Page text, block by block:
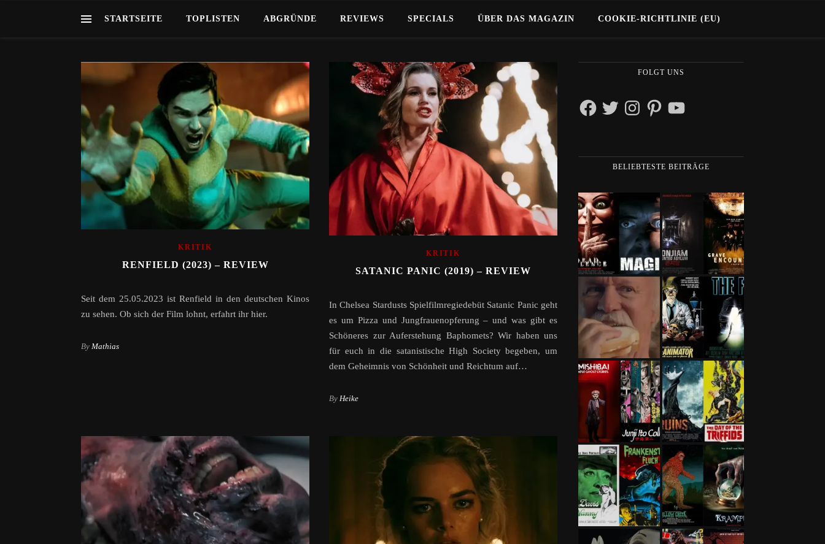
STARTSEITE TOPLISTEN ABGRÜNDE REVIEWS SPECIALS ÜBER DAS MAGAZIN COOKIE-RICHTLINIE (EU)
KRITIK
RENFIELD (2023) – REVIEW
Seit dem 25.05.2023 ist Renfield in den deutschen Kinos
zu sehen. Ob sich der Film lohnt, erfahrt ihr hier.
By Mathias
KRITIK
SATANIC PANIC (2019) – REVIEW
In Chelsea Stardusts Spielfilmregiedebüt Satanic Panic geht
es um Pizza und Jungfrauenopferung – und was gibt es
Schöneres zur Auferstehung Baphomets? Wir haben uns
für euch in die satanistische High Society begeben, um
dem Geheimnis von Schönheit und Reichtum auf…
By Heike
FOLGT UNS
FacebookTwitterInstagramPinterestYouTube
BELIEBTESTE BEITRÄGE